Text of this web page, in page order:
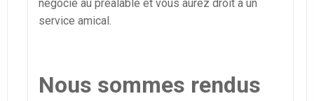
négocié au préalable et vous aurez droit à un
service amical.
Nous sommes rendus